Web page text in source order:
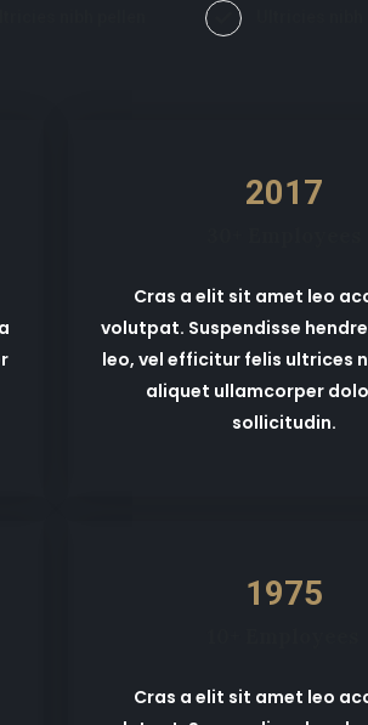
2017
Cras a elit sit amet leo
volutpat. Suspendisse
leo, vel efficitur felis ultrices
aliquet ullamcorper
sollicitudin.
1975
Cras a elit sit amet leo